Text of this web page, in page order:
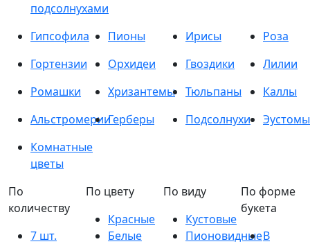
подсолнухами
Гипсофила Пионы Ирисы
Роза
Гортензии
Орхидеи Гвоздики
Лилии
Ромашки
Хризантемы Тюльпаны
Каллы
АльстромерииГерберы Подсолнухи
Эустомы
Комнатные
цветы
По
количеству
7 шт.
По цвету
Красные
Белые
По виду
Кустовые
Пионовидные
По форме
букета
В